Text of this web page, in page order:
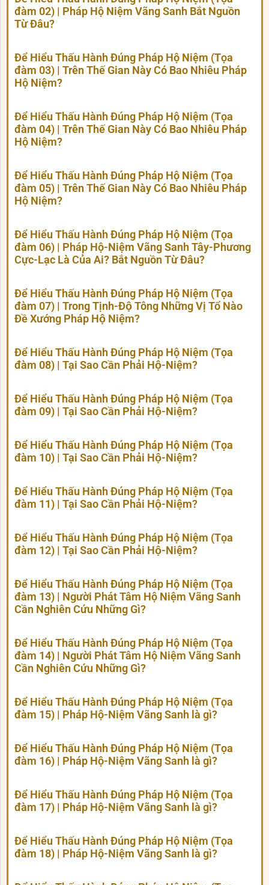
đàm 02) | Pháp Hộ Niệm Vãng Sanh Bắt Nguồn
Từ Đâu?
Để Hiểu Thấu Hành Đúng Pháp Hộ Niệm (Tọa
đàm 03) | Trên Thế Gian Này Có Bao Nhiêu Pháp
Hộ Niệm?
Để Hiểu Thấu Hành Đúng Pháp Hộ Niệm (Tọa
đàm 04) | Trên Thế Gian Này Có Bao Nhiêu Pháp
Hộ Niệm?
Để Hiểu Thấu Hành Đúng Pháp Hộ Niệm (Tọa
đàm 05) | Trên Thế Gian Này Có Bao Nhiêu Pháp
Hộ Niệm?
Để Hiểu Thấu Hành Đúng Pháp Hộ Niệm (Tọa
đàm 06) | Pháp Hộ-Niệm Vãng Sanh Tây-Phương
Cực-Lạc Là Của Ai? Bắt Nguồn Từ Đâu?
Để Hiểu Thấu Hành Đúng Pháp Hộ Niệm (Tọa
đàm 07) | Trong Tịnh-Độ Tông Những Vị Tổ Nào
Đề Xướng Pháp Hộ Niệm?
Để Hiểu Thấu Hành Đúng Pháp Hộ Niệm (Tọa
đàm 08) | Tại Sao Cần Phải Hộ-Niệm?
Để Hiểu Thấu Hành Đúng Pháp Hộ Niệm (Tọa
đàm 09) | Tại Sao Cần Phải Hộ-Niệm?
Để Hiểu Thấu Hành Đúng Pháp Hộ Niệm (Tọa
đàm 10) | Tại Sao Cần Phải Hộ-Niệm?
Để Hiểu Thấu Hành Đúng Pháp Hộ Niệm (Tọa
đàm 11) | Tại Sao Cần Phải Hộ-Niệm?
Để Hiểu Thấu Hành Đúng Pháp Hộ Niệm (Tọa
đàm 12) | Tại Sao Cần Phải Hộ-Niệm?
Để Hiểu Thấu Hành Đúng Pháp Hộ Niệm (Tọa
đàm 13) | Người Phát Tâm Hộ Niệm Vãng Sanh
Cần Nghiên Cứu Những Gì?
Để Hiểu Thấu Hành Đúng Pháp Hộ Niệm (Tọa
đàm 14) | Người Phát Tâm Hộ Niệm Vãng Sanh
Cần Nghiên Cứu Những Gì?
Để Hiểu Thấu Hành Đúng Pháp Hộ Niệm (Tọa
đàm 15) | Pháp Hộ-Niệm Vãng Sanh là gì?
Để Hiểu Thấu Hành Đúng Pháp Hộ Niệm (Tọa
đàm 16) | Pháp Hộ-Niệm Vãng Sanh là gì?
Để Hiểu Thấu Hành Đúng Pháp Hộ Niệm (Tọa
đàm 17) | Pháp Hộ-Niệm Vãng Sanh là gì?
Để Hiểu Thấu Hành Đúng Pháp Hộ Niệm (Tọa
đàm 18) | Pháp Hộ-Niệm Vãng Sanh là gì?